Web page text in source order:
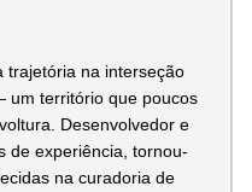
trajetória na interseção
um território que poucos
Desenvolvedor e
de experiência, tornou-
na curadoria de